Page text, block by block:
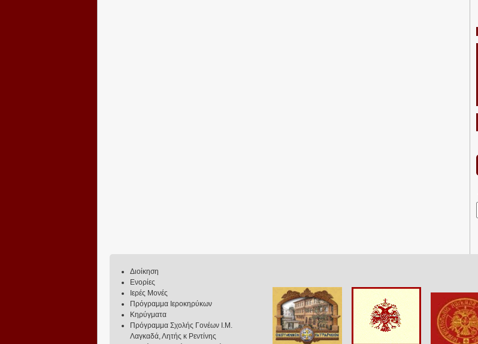
Διοίκηση
Ενορίες
Ιερές Μονές
Πρόγραμμα Ιεροκηρύκων
Κηρύγματα
Πρόγραμμα Σχολής Γονέων Ι.Μ.
Λαγκαδά, Λητής κ Ρεντίνης